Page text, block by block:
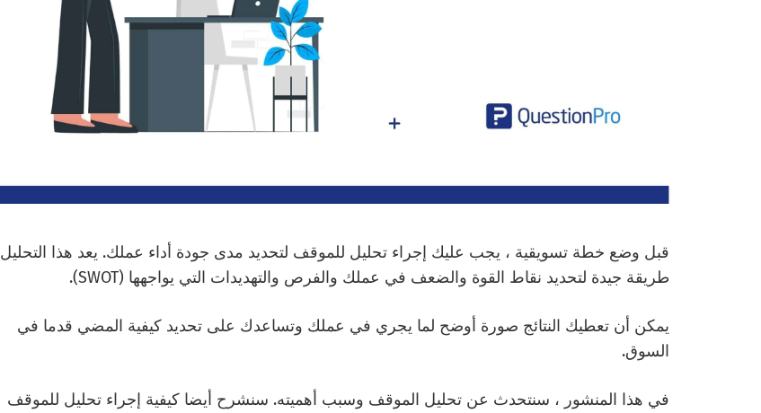
قبل وضع خطة تسويقية ، يجب عليك إجراء تحليل للموقف لتحديد مدى جودة أداء عملك. يعد هذا التحليل
طريقة جيدة لتحديد نقاط القوة والضعف في عملك والفرص والتهديدات التي يواجهها (SWOT).
يمكن أن تعطيك النتائج صورة أوضح لما يجري في عملك وتساعدك على تحديد كيفية المضي قدما في
السوق.
في هذا المنشور ، سنتحدث عن تحليل الموقف وسبب أهميته. سنشرح أيضا كيفية إجراء تحليل للموقف